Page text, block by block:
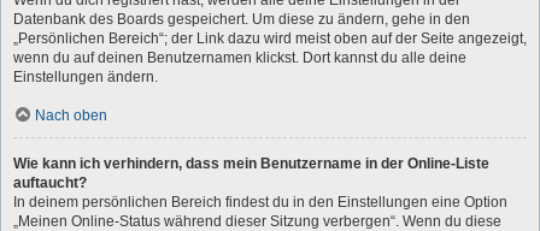
Datenbank des Boards gespeichert. Um diese zu ändern, gehe in den
„Persönlichen Bereich“; der Link dazu wird meist oben auf der Seite angezeigt,
wenn du auf deinen Benutzernamen klickst. Dort kannst du alle deine
Einstellungen ändern.
Nach oben
Wie kann ich verhindern, dass mein Benutzername in der Online-Liste
auftaucht?
In deinem persönlichen Bereich findest du in den Einstellungen eine Option
„Meinen Online-Status während dieser Sitzung verbergen“. Wenn du diese